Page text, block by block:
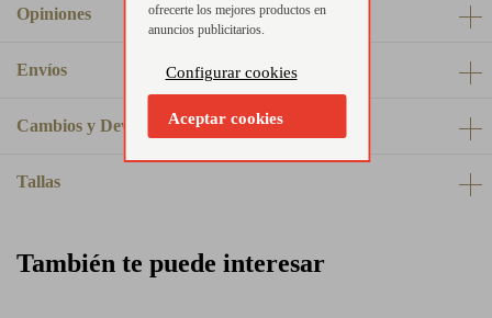
Opiniones
Envíos
Cambios y Devoluciones
Tallas
También te puede interesar
ofrecerte los mejores productos en
anuncios publicitarios.
Configurar cookies
Aceptar cookies